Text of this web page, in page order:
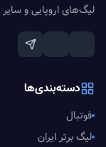
لیگ‌های اروپایی و
دسته‌بندی‌ها
فوتبال
لیگ برتر ایران